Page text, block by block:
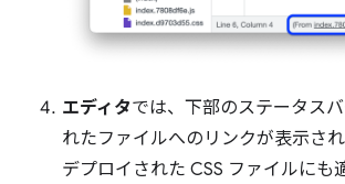
エディタでは、下部のステータス
れたファイルへのリンクが表示され
デプロイされた CSS ファイルにも